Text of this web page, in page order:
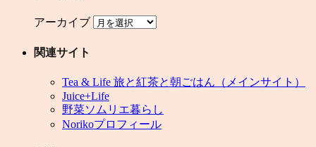
アーカイブ
関連サイト
Tea & Life 旅と紅茶と朝ごはん（メインサイト）
Juice+Life
野菜ソムリエ暮らし
Norikoプロフィール